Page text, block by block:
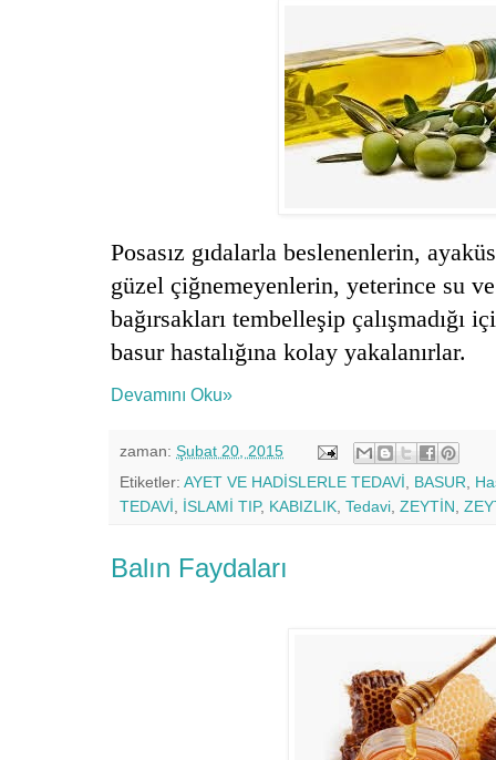
Posasız gıdalarla beslenenlerin,
güzel çiğnemeyenlerin, yeterince su
bağırsakları tembelleşip çalışmadığı
basur hastalığına kolay yakalanırlar.
Devamını Oku»
zaman: Şubat 20, 2015
Etiketler: AYET VE HADİSLERLE TEDAVİ BASUR
TEDAVİ
İSLAMİ TIP, KABIZLIK Tedavi ZEYTİN
Balın Faydaları